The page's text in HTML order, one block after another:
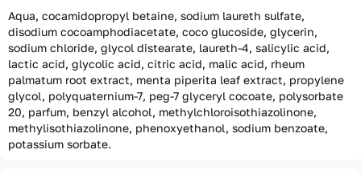
Aqua, cocamidopropyl betaine, sodium laureth sulfate,
disodium cocoamphodiacetate, coco glucoside, glycerin,
sodium chloride, glycol distearate, laureth-4, salicylic acid,
lactic acid, glycolic acid, citric acid, malic acid, rheum
palmatum root extract, menta piperita leaf extract, propylene
glycol, polyquaternium-7, peg-7 glyceryl cocoatе, polysorbate
20, parfum, benzyl alcohol, methylchloroisothiazolinone,
methylisothiazolinone, phenoxyethanol, sodium benzoate,
potassium sorbate.